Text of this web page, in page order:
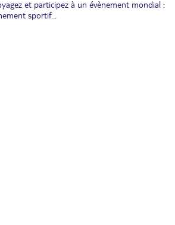
et participez à un évènement mondial :
sportif...